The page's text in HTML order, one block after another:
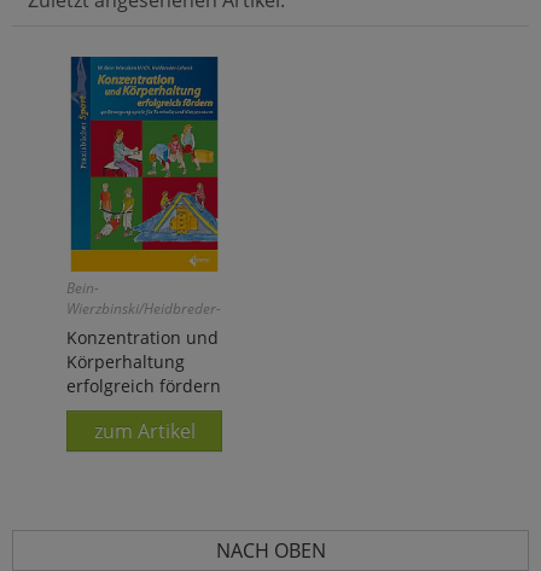
Bein-
Wierzbinski/Heidbreder-
Schenk:
Konzentration und
Körperhaltung
erfolgreich fördern
zum Artikel
NACH OBEN